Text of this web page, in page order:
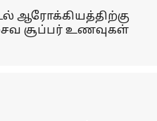
ஆரோக்கியத்திற்கு
சூப்பர் உணவுகள்